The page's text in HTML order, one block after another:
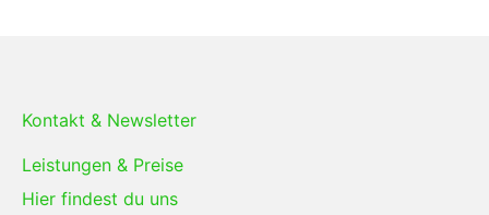
Kontakt & Newsletter
Leistungen & Preise
Hier findest du uns